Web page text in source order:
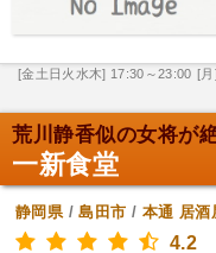
[金土日火水木] 17:30～23:00 [月
荒川静香似の女将が
一新食堂
静岡県/島田市 / 本通 居酒
4.2